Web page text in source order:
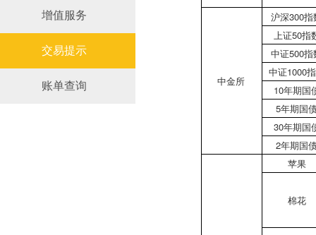
增值服务
交易提示
账单查询 中金所
沪深300指
上证50指
中证500指
中证1000
10年期国
5年期国
30年期国
2年期国
苹果
棉花